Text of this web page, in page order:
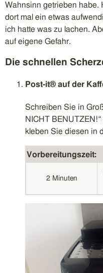
Wahnsinn getrieben habe.
dort mal ein etwas
ich hatte was zu lachen.
auf eigene Gefahr.
Die schnellen
Post-it® auf der
Schreiben Sie in
NICHT
kleben Sie diesen in
Vorbereitungszeit:
2 Minuten